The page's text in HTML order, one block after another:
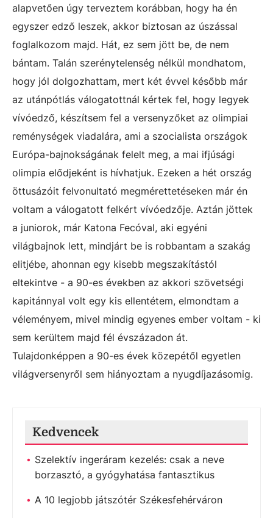
alapvetően úgy terveztem korábban, hogy ha én
egyszer edző leszek, akkor biztosan az úszással
foglalkozom majd. Hát, ez sem jött be, de nem
bántam. Talán szerénytelenség nélkül mondhatom,
hogy jól dolgozhattam, mert két évvel később már
az utánpótlás válogatottnál kértek fel, hogy legyek
vívóedző, készítsem fel a versenyzőket az olimpiai
reménységek viadalára, ami a szocialista országok
Európa-bajnokságának felelt meg, a mai ifjúsági
olimpia elődjeként is hívhatjuk. Ezeken a hét ország
öttusázóit felvonultató megmérettetéseken már én
voltam a válogatott felkért vívóedzője. Aztán jöttek
a juniorok, már Katona Fecóval, aki egyéni
világbajnok lett, mindjárt be is robbantam a szakág
elitjébe, ahonnan egy kisebb megszakítástól
eltekintve - a 90-es években az akkori szövetségi
kapitánnyal volt egy kis ellentétem, elmondtam a
véleményem, mivel mindig egyenes ember voltam - ki
sem kerültem majd fél évszázadon át.
Tulajdonképpen a 90-es évek közepétől egyetlen
világversenyről sem hiányoztam a nyugdíjazásomig.
Kedvencek
Szelektív ingeráram kezelés: csak a neve
borzasztó, a gyógyhatása fantasztikus
A 10 legjobb játszótér Székesfehérváron